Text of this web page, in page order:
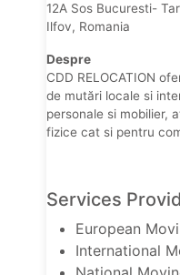
12A Sos Bucuresti-
Ilfov, Romania
Despre
CDD RELOCATION
de mutări locale si
personale si mobilier,
fizice cat si pentru
Services
European
International